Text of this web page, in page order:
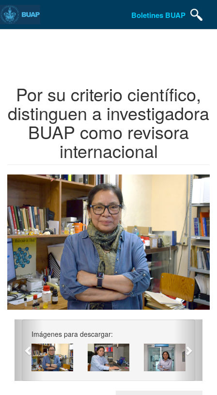
Boletines BUAP
Por su criterio científico,
distinguen a investigadora
BUAP como revisora
internacional
Imágenes para descargar: